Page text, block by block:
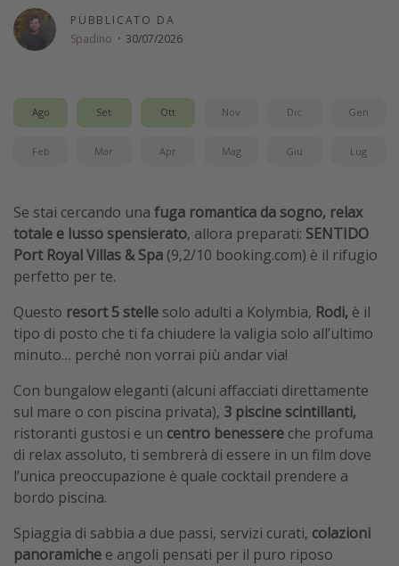
Festività del 2026
Città più visitate
PUBBLICATO DA
Spadino · 30/07/2026
Ago Set Ott Nov Dic Gen
Feb Mar Apr Mag Giu Lug
Se stai cercando una fuga romantica da sogno, relax
totale e lusso spensierato, allora preparati: SENTIDO
Port Royal Villas & Spa (9,2/10 booking.com) è il rifugio
perfetto per te.
Questo resort 5 stelle solo adulti a Kolymbia, Rodi, è il
tipo di posto che ti fa chiudere la valigia solo all’ultimo
minuto… perché non vorrai più andar via!
Con bungalow eleganti (alcuni affacciati direttamente
sul mare o con piscina privata), 3 piscine scintillanti,
ristoranti gustosi e un centro benessere che profuma
di relax assoluto, ti sembrerà di essere in un film dove
l’unica preoccupazione è quale cocktail prendere a
bordo piscina.
Spiaggia di sabbia a due passi, servizi curati, colazioni
panoramiche e angoli pensati per il puro riposo